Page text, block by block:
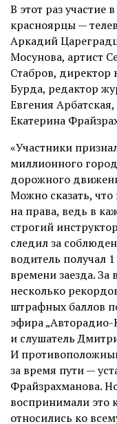
В этот раз участие
красноярцы —
Аркадий
Мосунова, артист
Стабров,
Бурда, редактор
Евгения
Екатерина
«Участники
миллионного
дорожного
Можно сказать, что
на права, ведь в
строгий
следил за
водитель получал
времени заезда.
несколько
штрафных баллов
эфира
и слушатель
И
за время пути —
Фрайзрахманова.
воспринимали это
относились ко